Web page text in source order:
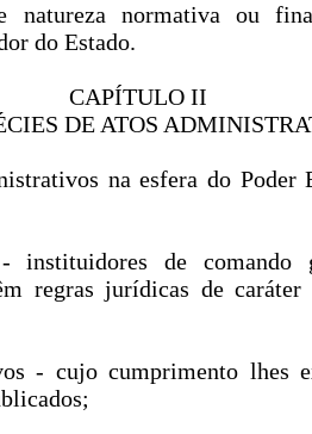
natureza normativa ou
do Estado.
CAPÍTULO II
DE ATOS
na esfera do Poder
de comando
regras jurídicas de
- cujo cumprimento lhes